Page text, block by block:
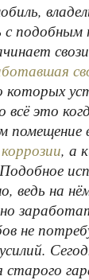
подобным
это
помещение
коррозии, а
ведь на
не
старого